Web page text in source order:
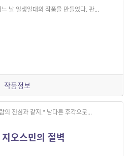
날 일생일대의 작품을 만들었다. 판...
작품정보
의 진심과 같지." 남다른 후각으로...
오스민의 절벽